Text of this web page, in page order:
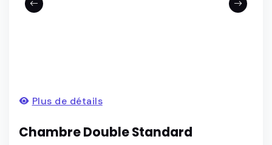
Plus de détails
Chambre Double Standard